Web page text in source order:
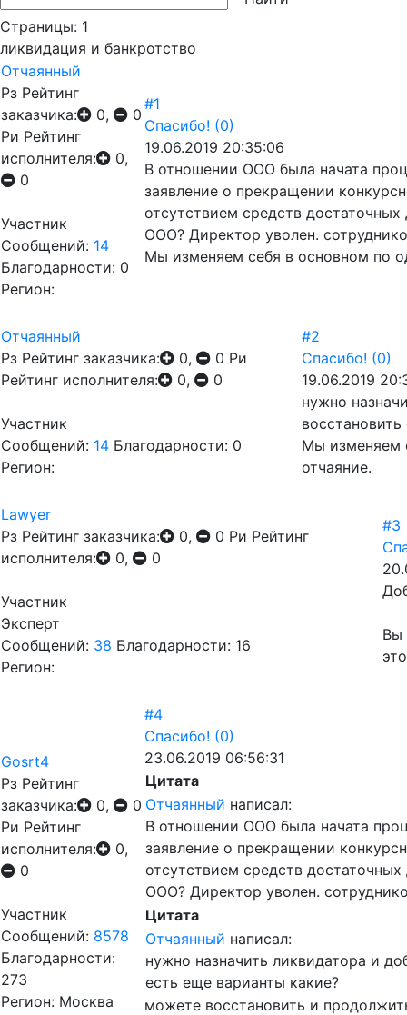
Страницы: 1
ликвидация и банкротство
Отчаянный
Рз Рейтинг
заказчика:
0,
0
Ри Рейтинг
исполнителя:
0,
0
Участник
Сообщений: 14
Благодарности: 0
Регион:
#1
Спасибо! (0)
19.06.2019 20:35:06
В отношении ООО была начата
заявление о прекращении
отсутствием средств
ООО? Директор уволен.
Мы изменяем себя в основном по
Отчаянный
Рз Рейтинг заказчика: 0, 0 Ри
Рейтинг исполнителя:
0, 0
Участник
Сообщений: 14 Благодарности: 0
Регион:
#2
Спасибо! (0)
19.06.2019
нужно
Мы изменяем
отчаяние.
Lawyer
Рз Рейтинг заказчика: 0, 0 Ри Рейтинг
исполнителя:
0, 0
Участник
Эксперт
Сообщений: 38 Благодарности: 16
Регион:
#3
Вы
Gosrt4
Рз Рейтинг
заказчика:
0,
0
Ри Рейтинг
исполнителя:
0,
0
Участник
Сообщений: 8578
Благодарности:
273
Регион: Москва
#4
Спасибо! (0)
23.06.2019 06:56:31
Цитата
Отчаянный написал:
В отношении ООО была начата
заявление о прекращении
отсутствием средств
ООО? Директор уволен.
Цитата
Отчаянный написал:
нужно назначить ликвидатора и
есть еще варианты какие?
можете восстановить и